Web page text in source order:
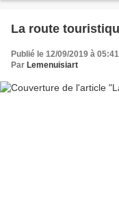
La route
Publié le 12/09/2019 à 05:41
Par Lemenuisiart